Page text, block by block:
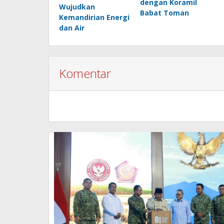
Wujudkan
Kemandirian Energi
dan Air
dengan Koramil
Babat Toman
Komentar